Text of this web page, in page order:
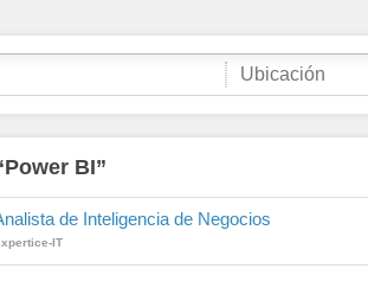
BI”
de Inteligencia de Negocios
IT